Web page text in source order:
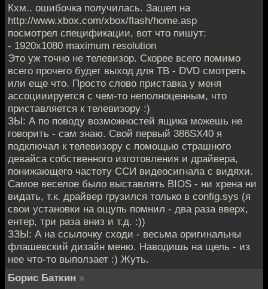
Кхм.. ошибочка получилась. Зашел на
http://www.xbox.com/xbox/flash/home.asp
посмотрел спецификации, вот что пишут:
- 1920x1080 maximum resolution
Это уж точно не телевизор. Скорее всего помимо
всего прочего будет выход для ТВ - DVD смотреть
или еще что. Просто слово приставка у меня
ассоцииируется с чем-то неполноценным, что
приставляется к телевизору :)
ЗЫ: А по поводу возможностей ящика можешь не
говорить - сам знаю. Свой первый 386SX40 я
подключал к телевизору с помощью страшного
девайса собственного изготовления и драйвера,
понижающего частоту ССИ видеосигнала с видяхи.
Самое веселое было выставлять BIOS - ни хрена ни
видать, т.к. драйвер грузился только в config.sys (я
свои установки на ощупь помнил - два раза вверх,
ентер, три раза вниз и т.д. :))
ЗЗЫ: А на ссылочку сходи - весьма оригинальны
флашевский дизайн меню. Наводишь на щель - из
нее что-то выползает :) Жуть.
Борис Баткин »